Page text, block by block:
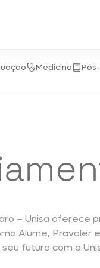
Medicina
– Unisa oferece
Alume, Pravaler
futuro com a